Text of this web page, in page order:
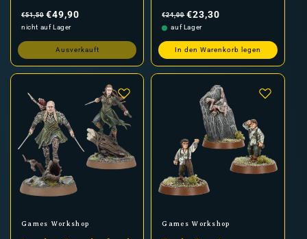
Preis
€51,50 €49,90
nicht auf Lager
Ausverkauft
Preis
€24,00 €23,30
auf Lager
In den Warenkorb legen
Anbieter:
Games Workshop Anbieter:
Games Workshop